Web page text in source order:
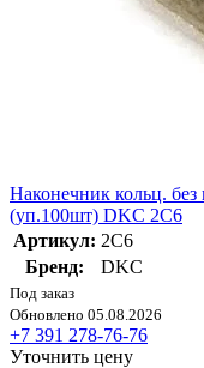
Наконечник кольц.
(уп.100шт) DKC 2C6
Артикул: 2C6
Бренд:
DKC
Под заказ
Обновлено 05.08.2026
+7 391 278-76-76
Уточнить цену